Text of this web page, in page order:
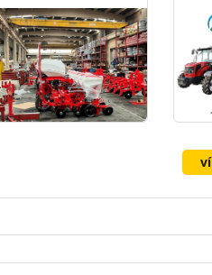
STROJŮ OZDOKEN